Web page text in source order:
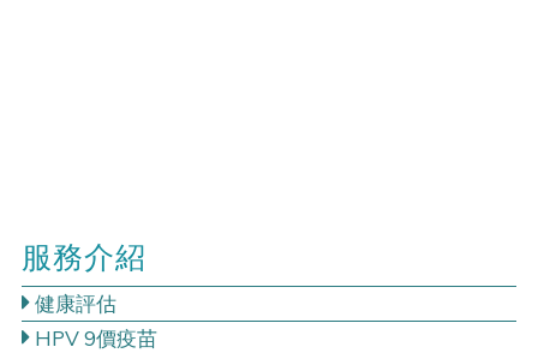
服務介紹
健康評估
HPV 9價疫苗